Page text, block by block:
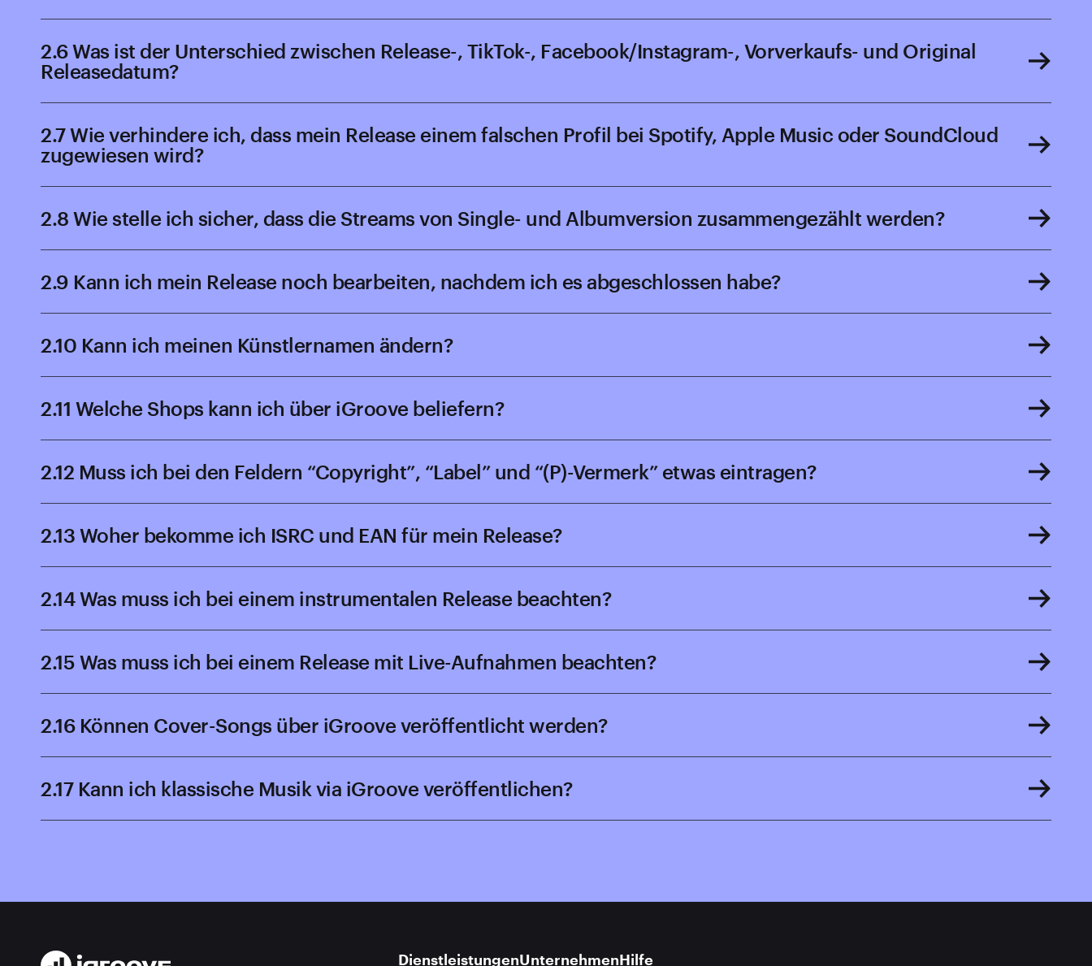
2.6 Was ist der Unterschied zwischen Release-, TikTok-, Facebook/Instagram-, Vorverkaufs- und Original
Releasedatum?
2.7 Wie verhindere ich, dass mein Release einem falschen Profil bei Spotify, Apple Music oder SoundCloud
zugewiesen wird?
2.8 Wie stelle ich sicher, dass die Streams von Single- und Albumversion zusammengezählt werden?
2.9 Kann ich mein Release noch bearbeiten, nachdem ich es abgeschlossen habe?
2.10 Kann ich meinen Künstlernamen ändern?
2.11 Welche Shops kann ich über iGroove beliefern?
2.12 Muss ich bei den Feldern “Copyright”, “Label” und “(P)-Vermerk” etwas eintragen?
2.13 Woher bekomme ich ISRC und EAN für mein Release?
2.14 Was muss ich bei einem instrumentalen Release beachten?
2.15 Was muss ich bei einem Release mit Live-Aufnahmen beachten?
2.16 Können Cover-Songs über iGroove veröffentlicht werden?
2.17 Kann ich klassische Musik via iGroove veröffentlichen?
DienstleistungenUnternehmenHilfe